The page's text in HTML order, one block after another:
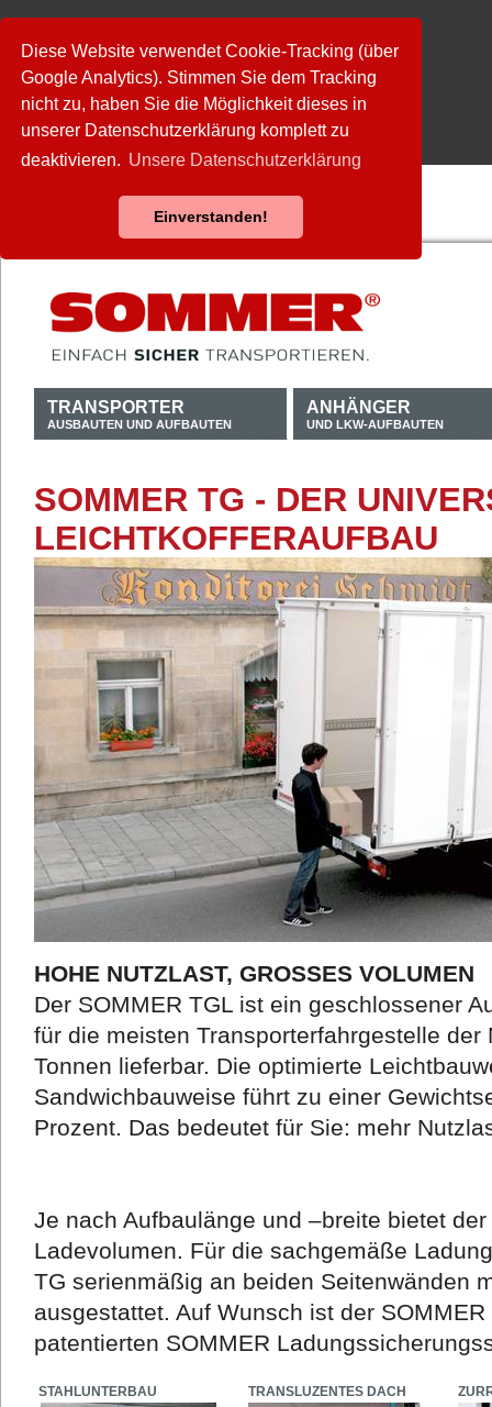
Diese Website verwendet Cookie-Tracking (über
Google Analytics). Stimmen Sie dem Tracking
nicht zu, haben Sie die Möglichkeit dieses in
unserer Datenschutzerklärung komplett zu
deaktivieren. Unsere Datenschutzerklärung
Einverstanden!
TRANSPORTER
AUSBAUTEN UND AUFBAUTEN
ANHÄNGER
UND LKW-AUFBAUTEN
SOMMER TG - DER
LEICHTKOFFERAUFBAU
HOHE NUTZLAST, GROSSES VOLUMEN
Der SOMMER TGL ist ein geschlossener
für die meisten Transporterfahrgestelle
Tonnen lieferbar. Die optimierte
Sandwichbauweise führt zu einer
Prozent. Das bedeutet für Sie: mehr
Je nach Aufbaulänge und –breite bietet
Ladevolumen. Für die sachgemäße
TG serienmäßig an beiden Seitenwänden
ausgestattet. Auf Wunsch ist der
patentierten SOMMER
STAHLUNTERBAU TRANSLUZENTES DACH